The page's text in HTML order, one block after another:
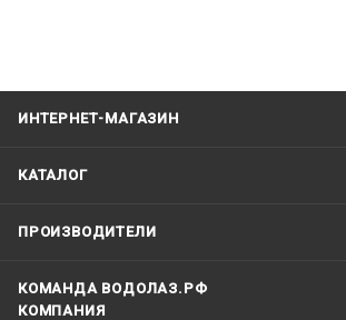
ИНТЕРНЕТ-МАГАЗИН
КАТАЛОГ
ПРОИЗВОДИТЕЛИ
КОМАНДА ВОДОЛАЗ.РФ
КОМПАНИЯ